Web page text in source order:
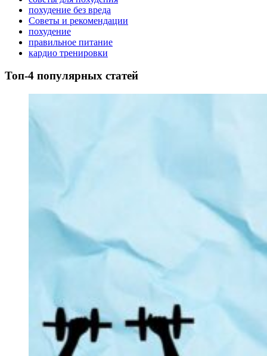
похудение без вреда
Советы и рекомендации
похудение
правильное питание
кардио тренировки
Топ-4 популярных статей